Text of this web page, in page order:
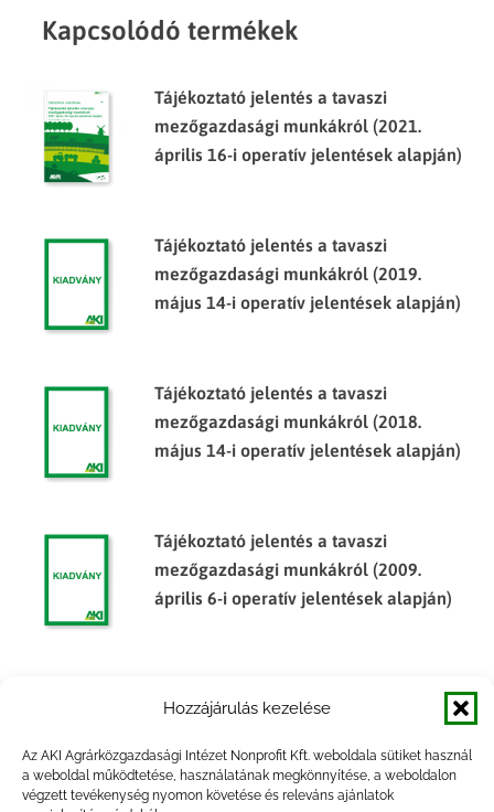
Hozzájárulás kezelése
Az AKI Agrárközgazdasági Intézet Nonprofit Kft. weboldala sütiket használ
a weboldal működtetése, használatának megkönnyítése, a weboldalon
végzett tevékenység nyomon követése és releváns ajánlatok
Kapcsolódó termékek
Tájékoztató jelentés a tavaszi
mezőgazdasági munkákról (2021.
április 16-i operatív jelentések alapján)
Tájékoztató jelentés a tavaszi
mezőgazdasági munkákról (2019.
május 14-i operatív jelentések alapján)
Tájékoztató jelentés a tavaszi
mezőgazdasági munkákról (2018.
május 14-i operatív jelentések alapján)
Tájékoztató jelentés a tavaszi
mezőgazdasági munkákról (2009.
április 6-i operatív jelentések alapján)
mezőgazdasági munkákról (2012.
április 16-i operatív jelentések alapján)